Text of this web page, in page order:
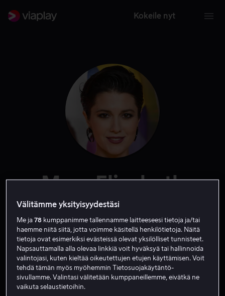
Kokeile nyt
Mary Elizabeth
Winstead
Näyttelijä
Välitämme yksityisyydestäsi
Me ja78 kumppanimme tallennamme laitteeseesi tietoja ja/tai
haemme niitä siitä, jotta voimme käsitellä henkilötietoja. Näitä
tietoja ovat esimerkiksi evästeissä olevat yksilölliset tunnisteet.
Napsauttamalla alla olevaa linkkiä voit hyväksyä tai hallinnoida
valintojasi, kuten kieltää oikeutettujen etujen käyttämisen. Voit
tehdä tämän myös myöhemmin Tietosuojakäytäntö-
sivullamme. Valintasi välitetään kumppaneillemme, eivätkä ne
vaikuta selaustietoihin.